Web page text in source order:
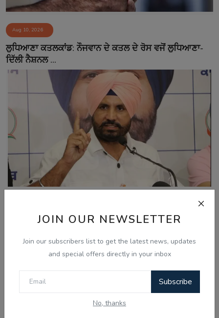
JOIN OUR NEWSLETTER
Join our subscribers list to get the latest news, updates
and special offers directly in your inbox
Subscribe
No, thanks
Aug 10, 2026
ਲੁਧਿਆਣਾ ਕਤਲਕਾਂਡ: ਨੌਜਵਾਨ ਦੇ ਕਤਲ ਦੇ ਰੋਸ ਵਜੋਂ ਲੁਧਿਆਣਾ-
ਦਿੱਲੀ ਨੈਸ਼ਨਲ ...
ਸੁਖਬੀਰ ਬਾਦਲ ਭਾਜਪਾ ਨੂੰ ਖ਼ੁਸ਼ ਕਰਨ 'ਚ ਲੱਗੇ, ਹੱਦਬੰਦੀ ਬਿੱਲ 'ਤੇ ਯੂ-